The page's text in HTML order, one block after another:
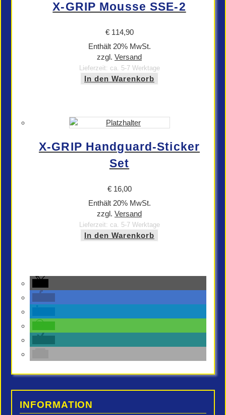
X-GRIP Mousse SSE-2
€114,90
Enthält 20% MwSt.
zzgl. Versand
Lieferzeit: ca. 5-7 Werktage
In den Warenkorb
X-GRIP Handguard-Sticker
Set
€16,00
Enthält 20% MwSt.
zzgl. Versand
Lieferzeit: ca. 5-7 Werktage
In den Warenkorb
INFORMATION